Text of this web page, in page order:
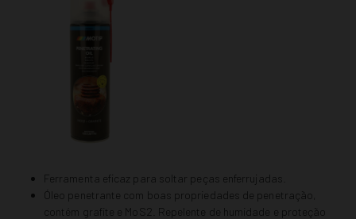
Ferramenta eficaz para soltar peças enferrujadas.
Óleo penetrante com boas propriedades de penetração,
contém grafite e MoS2. Repelente de humidade e proteção